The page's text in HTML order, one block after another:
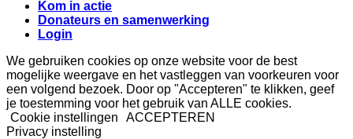
Kom in actie
Donateurs en samenwerking
Login
We gebruiken cookies op onze website voor de best
mogelijke weergave en het vastleggen van voorkeuren voor
een volgend bezoek. Door op "Accepteren" te klikken, geef
je toestemming voor het gebruik van ALLE cookies.
Cookie instellingen
ACCEPTEREN
Privacy instelling